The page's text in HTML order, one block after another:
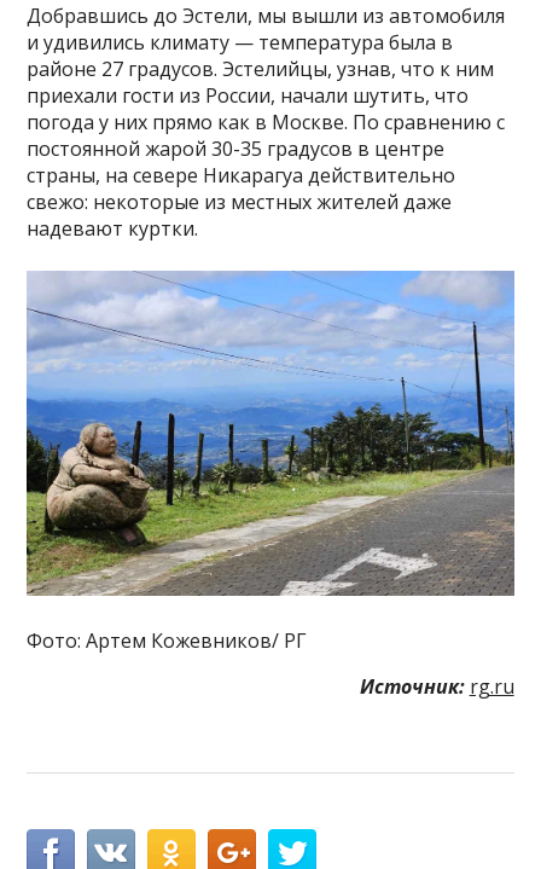
Добравшись до Эстели, мы вышли из автомобиля
и удивились климату — температура была в
районе 27 градусов. Эстелийцы, узнав, что к ним
приехали гости из России, начали шутить, что
погода у них прямо как в Москве. По сравнению с
постоянной жарой 30-35 градусов в центре
страны, на севере Никарагуа действительно
свежо: некоторые из местных жителей даже
надевают куртки.
Фото: Артем Кожевников/ РГ
Источник: rg.ru